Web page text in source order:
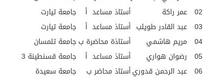
02 عمر راكة أستاذ مساعد أ
جامعة تيارت
03 عبد القادر طويلب أستاذ مساعد أ
جامعة تيارت
04 مريم هاشمي أستاذة محاضرة بجامعة تلمسان
05 رضوان هواري أستاذ مساعد أ
جامعة قسنطينة 3
06 عبد الرحمن قدوريأستاذ محاضر ب
جامعة سعيدة